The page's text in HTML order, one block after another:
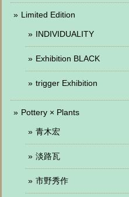
Limited Edition
INDIVIDUALITY
Exhibition BLACK
trigger Exhibition
Pottery × Plants
青木宏
淡路瓦
市野秀作